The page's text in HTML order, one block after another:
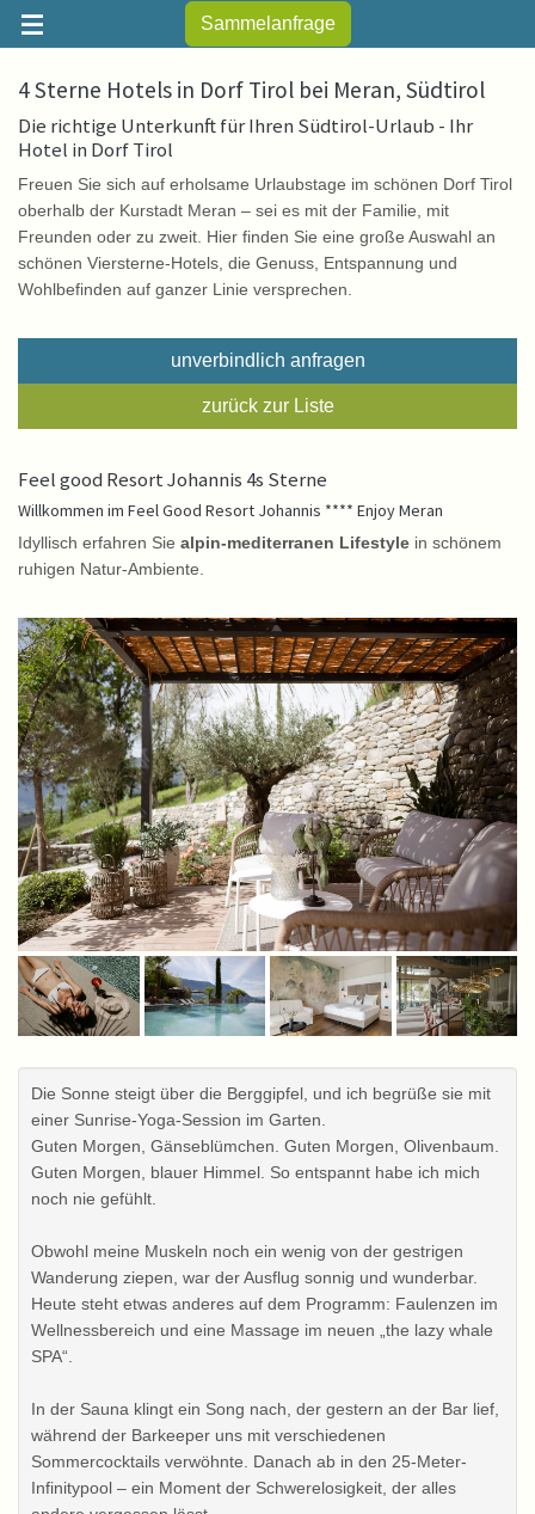
Sammelanfrage
4 Sterne Hotels in Dorf Tirol bei Meran, Südtirol
Die richtige Unterkunft für Ihren Südtirol-Urlaub - Ihr
Hotel in Dorf Tirol
Freuen Sie sich auf erholsame Urlaubstage im schönen Dorf Tirol
oberhalb der Kurstadt Meran – sei es mit der Familie, mit
Freunden oder zu zweit. Hier finden Sie eine große Auswahl an
schönen Viersterne-Hotels, die Genuss, Entspannung und
Wohlbefinden auf ganzer Linie versprechen.
unverbindlich anfragen
zurück zur Liste
Feel good Resort Johannis 4s Sterne
Willkommen im Feel Good Resort Johannis **** Enjoy Meran
Idyllisch erfahren Sie alpin-mediterranen Lifestyle in schönem
ruhigen Natur-Ambiente.
Die Sonne steigt über die Berggipfel, und ich begrüße sie mit
einer Sunrise-Yoga-Session im Garten.
Guten Morgen, Gänseblümchen. Guten Morgen, Olivenbaum.
Guten Morgen, blauer Himmel. So entspannt habe ich mich
noch nie gefühlt.
Obwohl meine Muskeln noch ein wenig von der gestrigen
Wanderung ziepen, war der Ausflug sonnig und wunderbar.
Heute steht etwas anderes auf dem Programm: Faulenzen im
Wellnessbereich und eine Massage im neuen „the lazy whale
SPA“.
In der Sauna klingt ein Song nach, der gestern an der Bar lief,
während der Barkeeper uns mit verschiedenen
Sommercocktails verwöhnte. Danach ab in den 25-Meter-
Infinitypool – ein Moment der Schwerelosigkeit, der alles